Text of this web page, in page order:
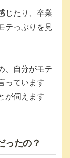
じたり、卒業
テっぷりを見
、自分がモテ
っています
が伺えます
ったの？